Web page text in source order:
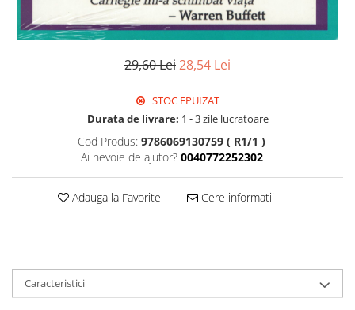
29,60 Lei28,54 Lei
STOC EPUIZAT
Durata de livrare: 1 - 3 zile lucratoare
Cod Produs: 9786069130759 ( R1/1 )
Ai nevoie de ajutor? 0040772252302
Adauga la Favorite Cere informatii
Caracteristici